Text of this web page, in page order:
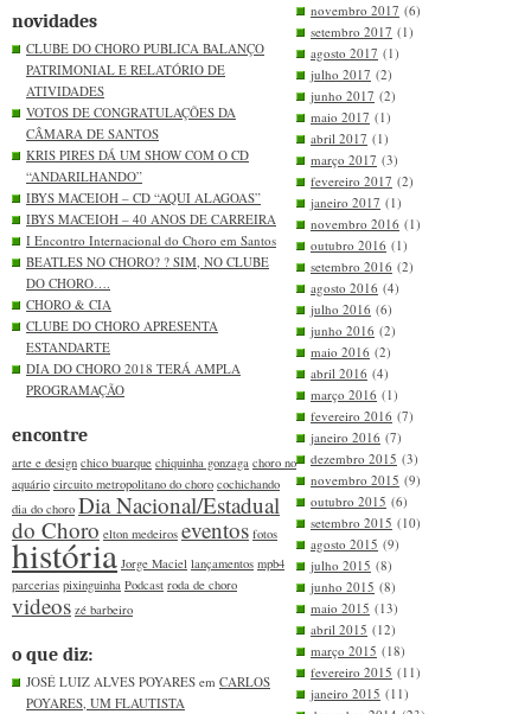
novidades
CLUBE DO CHORO PUBLICA BALANÇO
PATRIMONIAL E RELATÓRIO DE
ATIVIDADES
VOTOS DE CONGRATULAÇÕES DA
CÂMARA DE SANTOS
KRIS PIRES DÁ UM SHOW COM O CD
“ANDARILHANDO”
IBYS MACEIOH – CD “AQUI ALAGOAS”
IBYS MACEIOH – 40 ANOS DE CARREIRA
I Encontro Internacional do Choro em Santos
BEATLES NO CHORO? ? SIM, NO CLUBE
DO CHORO….
CHORO & CIA
CLUBE DO CHORO APRESENTA
ESTANDARTE
DIA DO CHORO 2018 TERÁ AMPLA
PROGRAMAÇÃO
encontre
arte e design chico buarque chiquinha gonzaga choro no
aquário circuito metropolitano do choro cochichando
dia do choro Dia Nacional/Estadual
do Choro elton medeiros eventos fotos
história Jorge Maciel lançamentos mpb4
parcerias pixinguinha Podcast roda de choro
videos zé barbeiro
o que diz:
JOSÉ LUIZ ALVES POYARES em CARLOS
POYARES, UM FLAUTISTA
novembro 2017 (6)
setembro 2017 (1)
agosto 2017 (1)
julho 2017 (2)
junho 2017 (2)
maio 2017 (1)
abril 2017 (1)
março 2017 (3)
fevereiro 2017 (2)
janeiro 2017 (1)
novembro 2016 (1)
outubro 2016 (1)
setembro 2016 (2)
agosto 2016 (4)
julho 2016 (6)
junho 2016 (2)
maio 2016 (2)
abril 2016 (4)
março 2016 (1)
fevereiro 2016 (7)
janeiro 2016 (7)
dezembro 2015 (3)
novembro 2015 (9)
outubro 2015 (6)
setembro 2015 (10)
agosto 2015 (9)
julho 2015 (8)
junho 2015 (8)
maio 2015 (13)
abril 2015 (12)
março 2015 (18)
fevereiro 2015 (11)
janeiro 2015 (11)